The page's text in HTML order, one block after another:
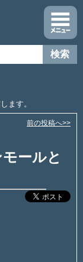
ます。
前の投稿へ>>
ールと